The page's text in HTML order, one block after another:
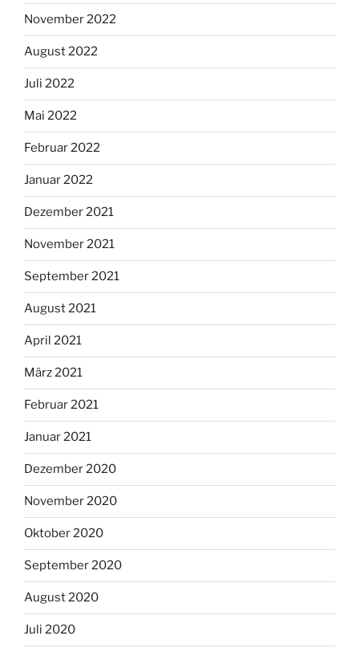
November 2022
August 2022
Juli 2022
Mai 2022
Februar 2022
Januar 2022
Dezember 2021
November 2021
September 2021
August 2021
April 2021
März 2021
Februar 2021
Januar 2021
Dezember 2020
November 2020
Oktober 2020
September 2020
August 2020
Juli 2020